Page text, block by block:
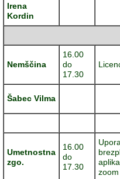
Irena
Kordin
Nemščina
16.00
do
17.30
Šabec Vilma
Umetnostna
zgo.
16.00
do
17.30
zoom